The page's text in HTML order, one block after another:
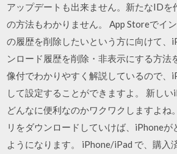
アップデートも出来ません。新たなIDを
の方法もわかりません。 App Storeでイ
の履歴を削除したいという方に向けて、
ンロード履歴を削除・非表示にする方法
像付でわかりやすく解説しているので、
して設定することができますよ。 新しい
どんなに便利なのかワクワクしますよね
リをダウンロードしていけば、iPhoneが
ようになります。 iPhone/iPad で、購入